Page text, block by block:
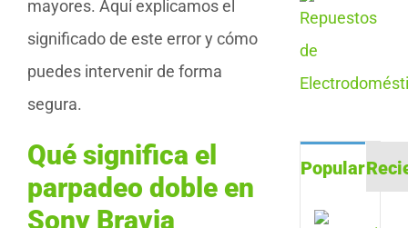
mayores. Aquí explicamos el
significado de este error y cómo
puedes intervenir de forma
segura.
Qué significa el
parpadeo doble en
Sony Bravia
Popular